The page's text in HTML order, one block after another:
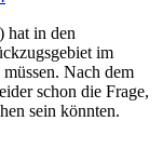
hat in den
im
Nach dem
schon die Frage,
sein könnten.